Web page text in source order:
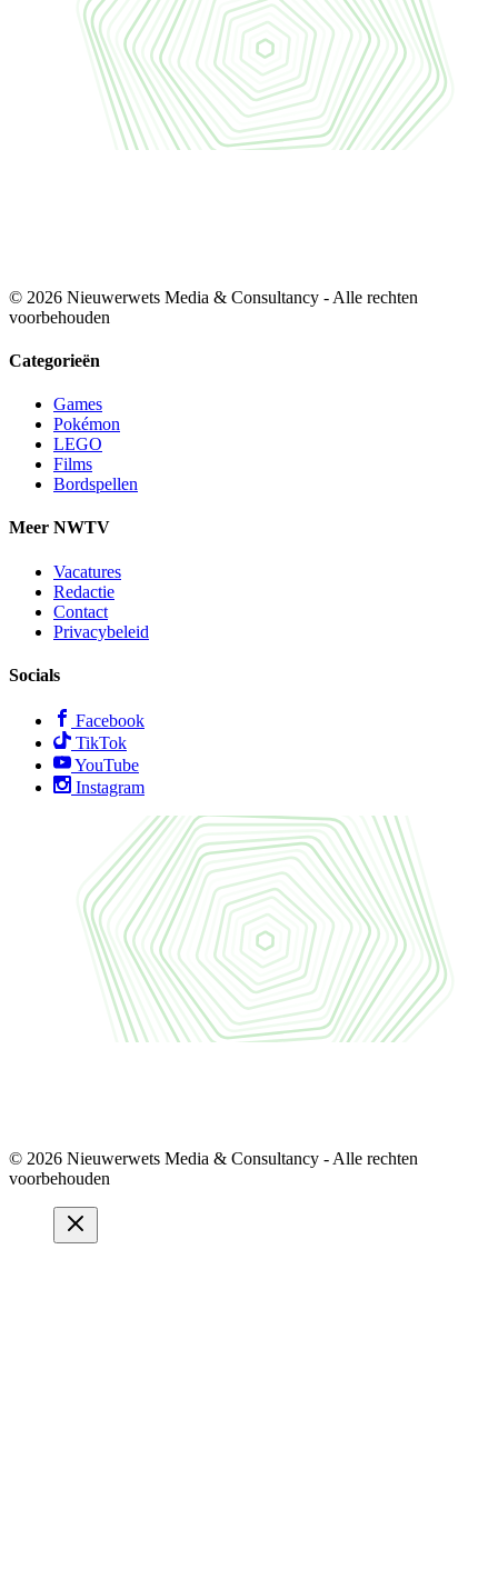
© 2026 Nieuwerwets Media & Consultancy - Alle rechten
voorbehouden
Categorieën
Games
Pokémon
LEGO
Films
Bordspellen
Meer NWTV
Vacatures
Redactie
Contact
Privacybeleid
Socials
Facebook
TikTok
YouTube
Instagram
© 2026 Nieuwerwets Media & Consultancy - Alle rechten
voorbehouden